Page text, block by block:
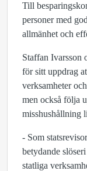
Till
personer med
allmänhet och
Staffan Ivarsson
för sitt uppdrag
verksamheter
men också följa
misshushållning
- Som
betydande
statliga